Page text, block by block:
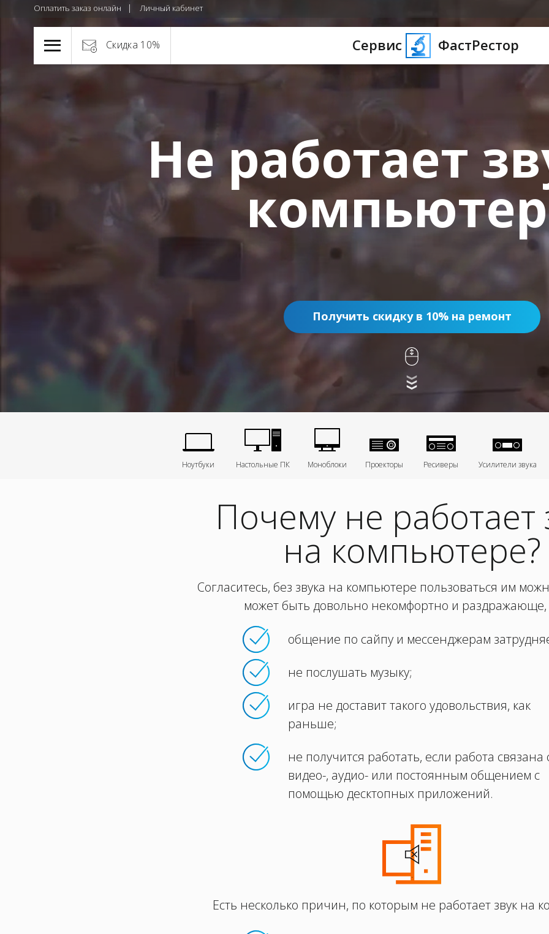
Оплатить заказ онлайн Личный кабинет
Сервис ФастРестор
Скидка 10%
Не работает
Получить скидку в 10% на ремонт
Ноутбуки Настольные ПК Моноблоки Проекторы Ресиверы Усилители звука
Почему не работает
на компьютере?
Согласитесь, без звука на компьютере пользоваться им
может быть довольно некомфортно и раздражающе,
общение по сайпу и мессенджерам
не послушать музыку;
игра не доставит такого удовольствия, как
раньше;
не получится работать, если работа связана
видео-, аудио- или постоянным общением с
помощью десктопных приложений.
.
Есть несколько причин, по которым не работает звук на